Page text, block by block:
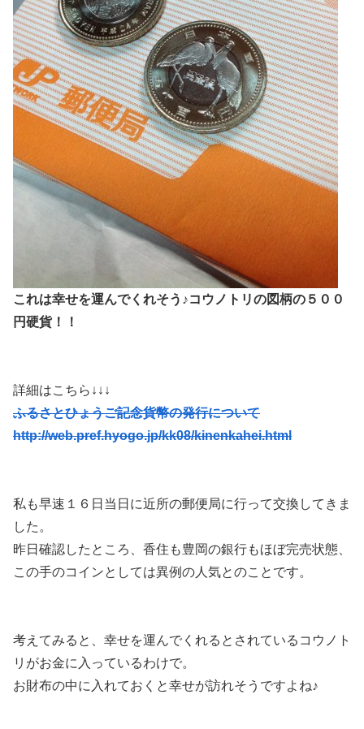
これは幸せを運んでくれそう♪コウノトリの図柄の５００
円硬貨！！
詳細はこちら↓↓↓
ふるさとひょうご記念貨幣の発行について
http://web.pref.hyogo.jp/kk08/kinenkahei.html
私も早速１６日当日に近所の郵便局に行って交換してきま
した。
昨日確認したところ、香住も豊岡の銀行もほぼ完売状態、
この手のコインとしては異例の人気とのことです。
考えてみると、幸せを運んでくれるとされているコウノト
リがお金に入っているわけで。
お財布の中に入れておくと幸せが訪れそうですよね♪